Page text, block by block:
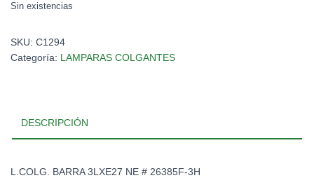
Sin existencias
SKU: C1294
Categoría: LAMPARAS COLGANTES
DESCRIPCIÓN
L.COLG. BARRA 3LXE27 NE # 26385F-3H